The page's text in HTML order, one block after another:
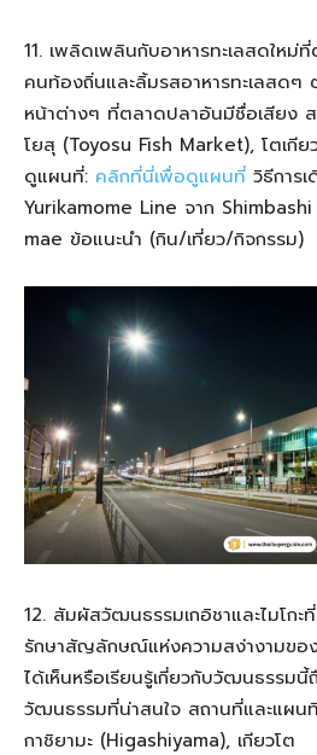
11. เพลิดเพลินกับอาหารทะเลสดให
คนท้องถิ่นและลิ้มรสอาหารทะเลสด
หน้าต่างๆ ที่ตลาดปลาอันมีชื่อเสียง
โยสุ (Toyosu Fish Market), โตเกี
ดูแผนที่: คลิกที่นี่เพื่อดูแผนที่ วิธีการ
Yurikamome Line จาก
mae ข้อแนะนำ (กิน/เที่ยว/กิจกรรม)
12. สัมผัสวัฒนธรรมเกอิชาและไมโกะ
รักษาสัญลักษณ์แห่งความสง่างามของ
ได้เห็นหรือเรียนรู้เกี่ยวกับวัฒนธรรม
วัฒนธรรมที่น่าสนใจ สถานที่และแผน
กาชิยามะ (Higashiyama), เกียวโต